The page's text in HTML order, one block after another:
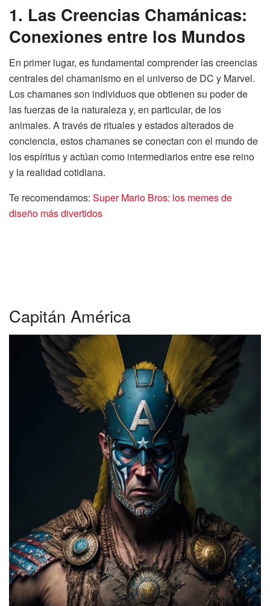
1. Las Creencias Chamánicas:
Conexiones entre los Mundos
En primer lugar, es fundamental comprender las creencias
centrales del chamanismo en el universo de DC y Marvel.
Los chamanes son individuos que obtienen su poder de
las fuerzas de la naturaleza y, en particular, de los
animales. A través de rituales y estados alterados de
conciencia, estos chamanes se conectan con el mundo de
los espíritus y actúan como intermediarios entre ese reino
y la realidad cotidiana.
Te recomendamos: Super Mario Bros: los memes de
diseño más divertidos
Capitán América